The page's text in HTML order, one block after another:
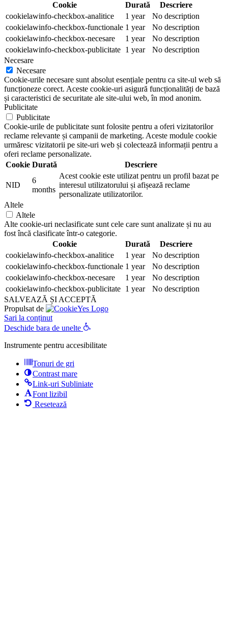
Cookie
Durată
Descriere
cookielawinfo-checkbox-analitice
1 year
No description
cookielawinfo-checkbox-functionale 1 year
No description
cookielawinfo-checkbox-necesare
1 year
No description
cookielawinfo-checkbox-publicitate 1 year
No description
Necesare
Necesare
Cookie-urile necesare sunt absolut esențiale pentru ca site-ul web să
funcționeze corect. Aceste cookie-uri asigură funcționalități de bază
și caracteristici de securitate ale site-ului web, în mod anonim.
Publicitate
Publicitate
Cookie-urile de publicitate sunt folosite pentru a oferi vizitatorilor
reclame relevante și campanii de marketing. Aceste module cookie
urmăresc vizitatorii pe site-uri web și colectează informații pentru a
oferi reclame personalizate.
Cookie Durată Descriere
NID
6
months
Acest cookie este utilizat pentru un profil bazat pe
interesul utilizatorului și afișează reclame
personalizate utilizatorilor.
Altele
Altele
Alte cookie-uri neclasificate sunt cele care sunt analizate și nu au
fost încă clasificate într-o categorie.
Cookie
Durată
Descriere
cookielawinfo-checkbox-analitice
1 year
No description
cookielawinfo-checkbox-functionale 1 year
No description
cookielawinfo-checkbox-necesare
1 year
No description
cookielawinfo-checkbox-publicitate 1 year
No description
SALVEAZĂ ȘI ACCEPTĂ
Propulsat de
Sari la conținut
Deschide bara de unelte
Instrumente pentru accesibilitate
Tonuri de gri
Contrast mare
Link-uri Subliniate
Font lizibil
Resetează